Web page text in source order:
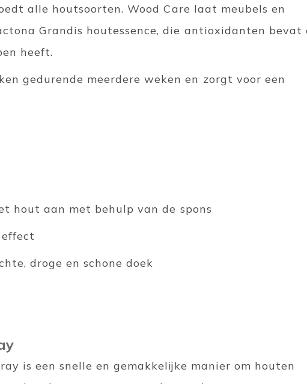
alle houtsoorten. Wood Care laat meubels en
Grandis houtessence, die antioxidanten bevat
heeft.
gedurende meerdere weken en zorgt voor een
hout aan met behulp van de spons
droge en schone doek
is een snelle en gemakkelijke manier om houten